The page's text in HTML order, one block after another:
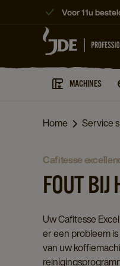
Voor 11u
MACHINES
Home Service
cafitesse
FOUT BIJ
Uw Cafitesse
er een probleem
van uw